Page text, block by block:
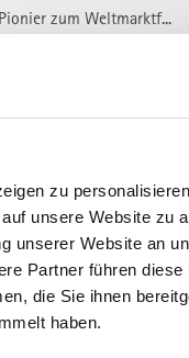
zu
unsere Website zu
unserer Website an
Partner führen diese
die Sie ihnen
haben.
zum Weltmarktf...
ganzheitlichen Un...
AG -
bei Zürich die Alumni-